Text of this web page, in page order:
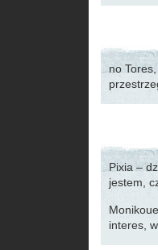
no
Pixia –
jestem,
interes,